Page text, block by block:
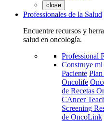
close
Professionales de la Salud
Encuentre recursos y
salud en oncología.
Professional
Construye mi
Paciente
Oncolife
de Recetas
CAncer
Screening
de OncoLink